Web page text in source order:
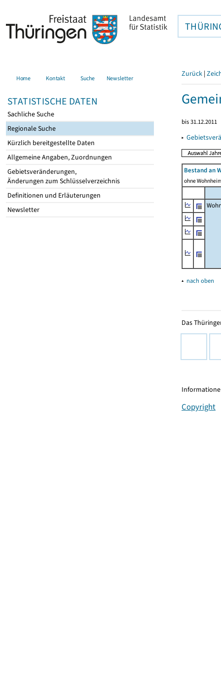
Home Kontakt Suche Newsletter
STATISTISCHE DATEN
Sachliche Suche
Regionale Suche
Kürzlich bereitgestellte Daten
Allgemeine Angaben, Zuordnungen
Gebietsveränderungen,
Änderungen zum Schlüsselverzeichnis
Definitionen und Erläuterungen
Newsletter
Zurück |
bis 31.12.2011
▸
Bestand an
ohne
▴ nach oben
Das
Copyright